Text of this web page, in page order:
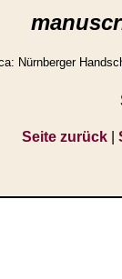
Nürnberger
Seite zurück|